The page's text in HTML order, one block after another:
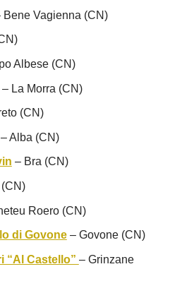
Vagienna (CN)
Albese (CN)
La Morra (CN)
(CN)
Alba (CN)
– Bra (CN)
Roero (CN)
di Govone– Govone (CN)
“Al Castello” – Grinzane